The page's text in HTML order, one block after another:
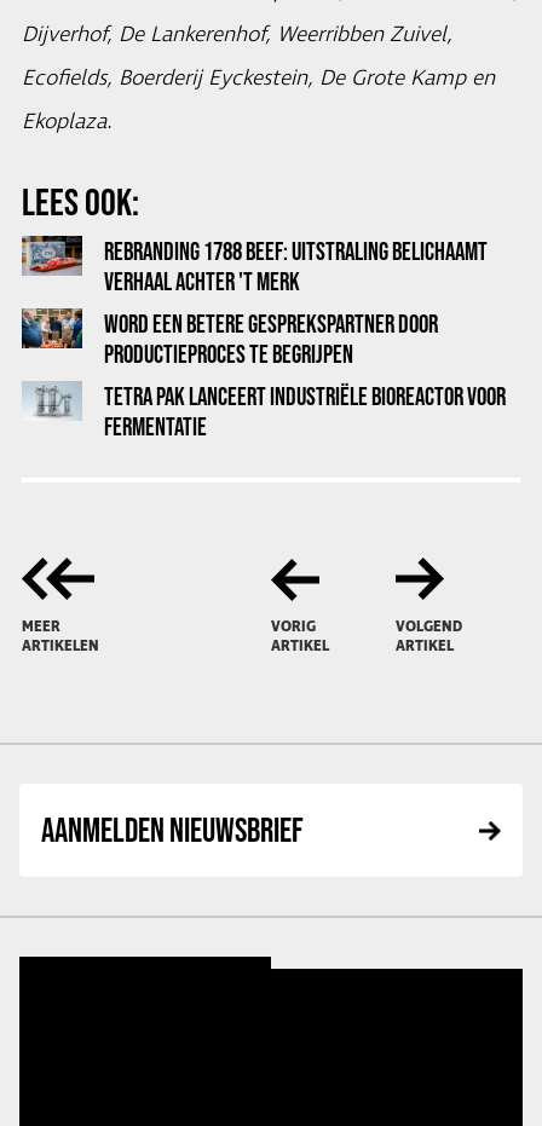
Dijverhof, De Lankerenhof, Weerribben Zuivel,
Ecofields, Boerderij Eyckestein, De Grote Kamp en
Ekoplaza.
LEES OOK:
REBRANDING 1788 BEEF: UITSTRALING BELICHAAMT
VERHAAL ACHTER 'T MERK
WORD EEN BETERE GESPREKSPARTNER DOOR
PRODUCTIEPROCES TE BEGRIJPEN
TETRA PAK LANCEERT INDUSTRIËLE BIOREACTOR VOOR
FERMENTATIE
MEER
ARTIKELEN
VORIG
ARTIKEL
VOLGEND
ARTIKEL
AANMELDEN NIEUWSBRIEF